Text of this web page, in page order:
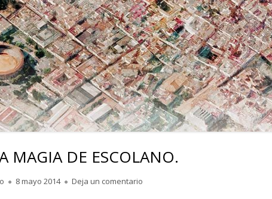
MAGIA DE ESCOLANO.
Publicado
8 mayo 2014 Deja un comentario